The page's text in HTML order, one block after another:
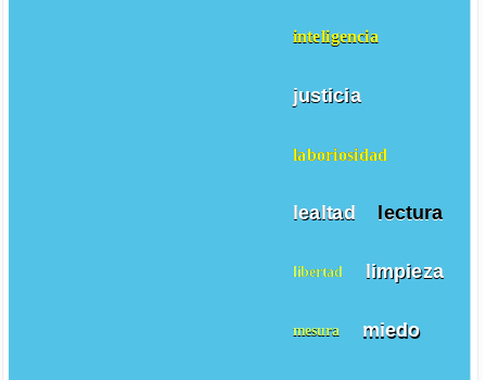
inteligencia
justicia
laboriosidad
lealtad lectura
libertad limpieza
mesura miedo